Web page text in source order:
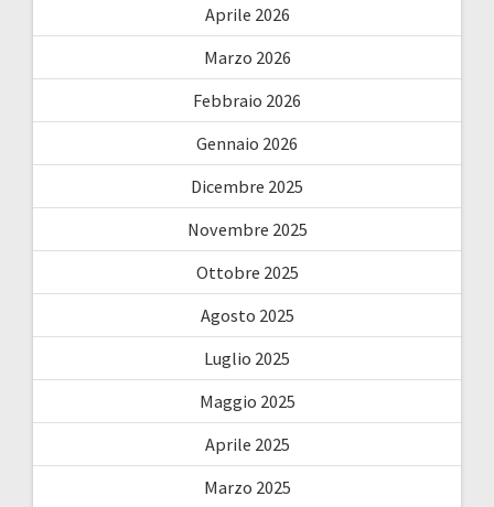
Aprile 2026
Marzo 2026
Febbraio 2026
Gennaio 2026
Dicembre 2025
Novembre 2025
Ottobre 2025
Agosto 2025
Luglio 2025
Maggio 2025
Aprile 2025
Marzo 2025